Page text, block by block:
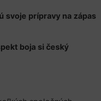
svoje prípravy na zápas
boja si český